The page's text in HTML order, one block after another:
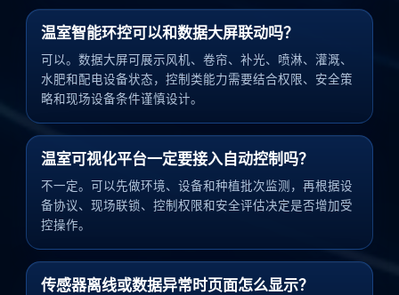
温室智能环控可以和数据大屏联动吗？
可以。数据大屏可展示风机、卷帘、补光、喷淋、灌溉、
水肥和配电设备状态，控制类能力需要结合权限、安全策
略和现场设备条件谨慎设计。
温室可视化平台一定要接入自动控制吗？
不一定。可以先做环境、设备和种植批次监测，再根据设
备协议、现场联锁、控制权限和安全评估决定是否增加受
控操作。
传感器离线或数据异常时页面怎么显示？